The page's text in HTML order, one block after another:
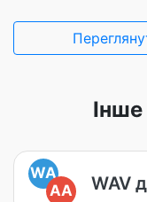
Інше
WA
AA
WAV